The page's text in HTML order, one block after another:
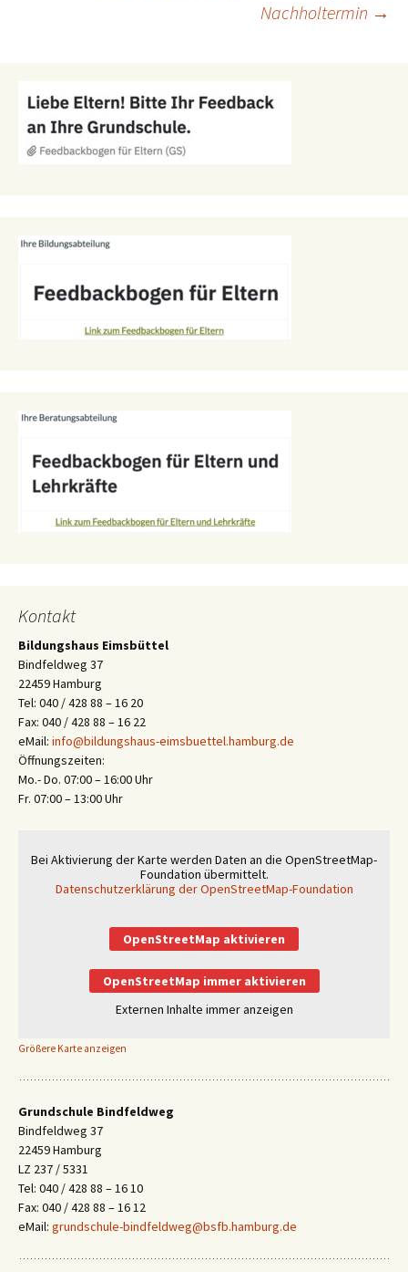
Nachholtermin →
Kontakt
Bildungshaus Eimsbüttel
Bindfeldweg 37
22459 Hamburg
Tel: 040 / 428 88 – 16 20
Fax: 040 / 428 88 – 16 22
eMail: info@bildungshaus-eimsbuettel.hamburg.de
Öffnungszeiten:
Mo.- Do. 07:00 – 16:00 Uhr
Fr. 07:00 – 13:00 Uhr
Bei Aktivierung der Karte werden Daten an die OpenStreetMap-
Foundation übermittelt.
Datenschutzerklärung der OpenStreetMap-Foundation
OpenStreetMap aktivieren
OpenStreetMap immer aktivieren
Externen Inhalte immer anzeigen
Größere Karte anzeigen
Grundschule Bindfeldweg
Bindfeldweg 37
22459 Hamburg
LZ 237 / 5331
Tel: 040 / 428 88 – 16 10
Fax: 040 / 428 88 – 16 12
eMail: grundschule-bindfeldweg@bsfb.hamburg.de